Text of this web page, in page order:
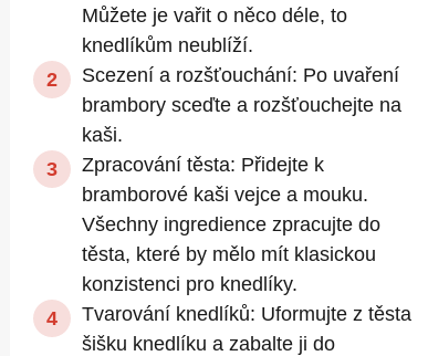
Můžete je vařit o něco déle, to
knedlíkům neublíží.
Scezení a rozšťouchání: Po uvaření
brambory sceďte a rozšťouchejte na
kaši.
Zpracování těsta: Přidejte k
bramborové kaši vejce a mouku.
Všechny ingredience zpracujte do
těsta, které by mělo mít klasickou
konzistenci pro knedlíky.
Tvarování knedlíků: Uformujte z těsta
šišku knedlíku a zabalte ji do